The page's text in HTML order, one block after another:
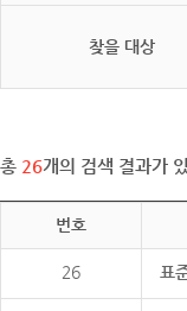
찾을 대상
총 26개의 검색 결과가
번호
26 표